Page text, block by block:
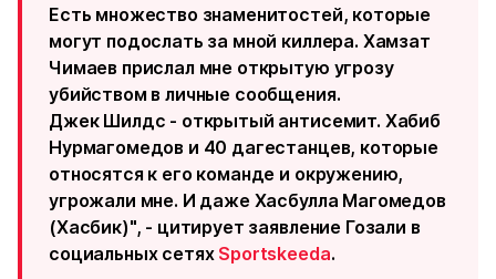
Есть множество знаменитостей, которые
могут подослать за мной киллера. Хамзат
Чимаев прислал мне открытую угрозу
убийством в личные сообщения.
Джек Шилдс - открытый антисемит. Хабиб
Нурмагомедов и 40 дагестанцев, которые
относятся к его команде и окружению,
угрожали мне. И даже Хасбулла Магомедов
(Хасбик)", - цитирует заявление Гозали в
социальных сетях Sportskeeda.